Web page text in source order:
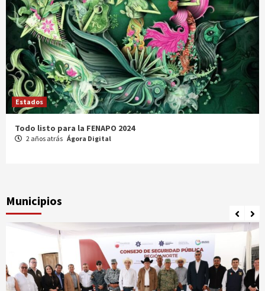
Estados
Comparte Cecytez estrategias para mejora académica en
Tamaulipas
Municipios